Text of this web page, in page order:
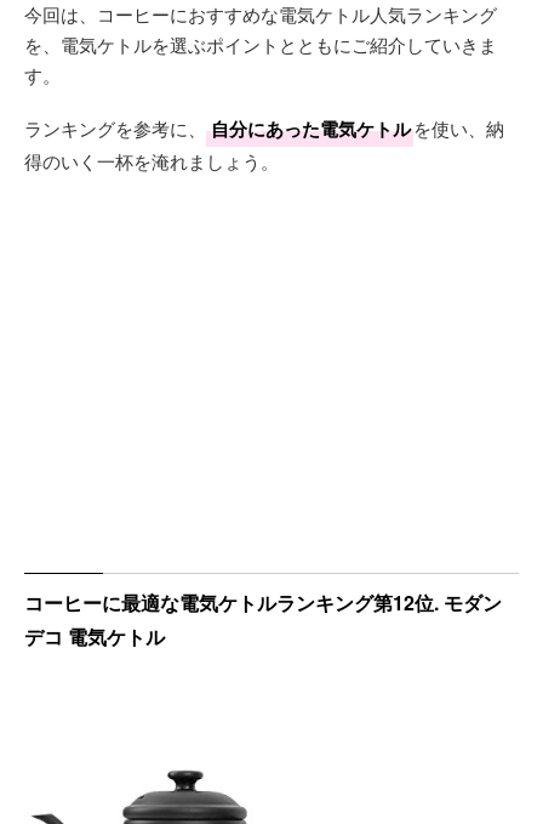
今回は、コーヒーにおすすめな電気ケトル人気ランキング
を、電気ケトルを選ぶポイントとともにご紹介していきま
す。
ランキングを参考に、 自分にあった電気ケトルを使い、納
得のいく一杯を淹れましょう。
コーヒーに最適な電気ケトルランキング第12位. モダン
デコ 電気ケトル